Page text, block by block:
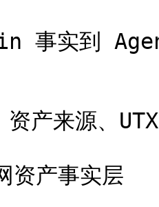
事实到
来源、
产事实层